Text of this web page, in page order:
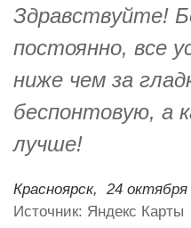
Здравствуйте!
постоянно, все
ниже чем за
беспонтовую, а
лучше!
Красноярск,
24 октября
Источник: Яндекс Карты